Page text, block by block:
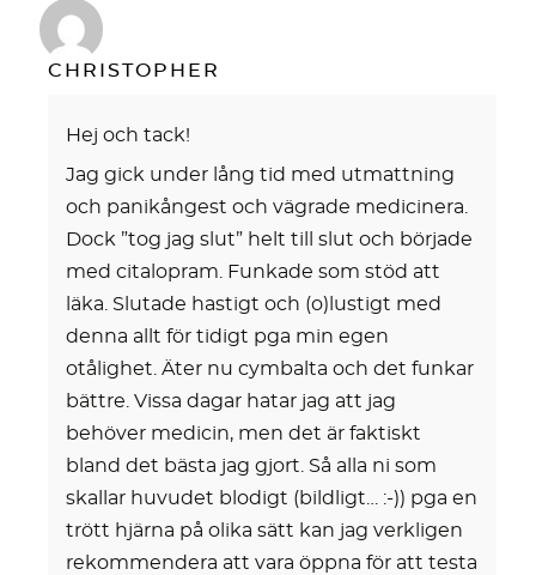
CHRISTOPHER
Hej och tack!
Jag gick under lång tid med utmattning
och panikångest och vägrade medicinera.
Dock ”tog jag slut” helt till slut och började
med citalopram. Funkade som stöd att
läka. Slutade hastigt och (o)lustigt med
denna allt för tidigt pga min egen
otålighet. Äter nu cymbalta och det funkar
bättre. Vissa dagar hatar jag att jag
behöver medicin, men det är faktiskt
bland det bästa jag gjort. Så alla ni som
skallar huvudet blodigt (bildligt… :-)) pga en
trött hjärna på olika sätt kan jag verkligen
rekommendera att vara öppna för att testa